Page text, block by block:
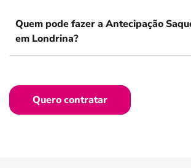
Quem pode fazer a Antecipação
em Londrina?
Quero contratar